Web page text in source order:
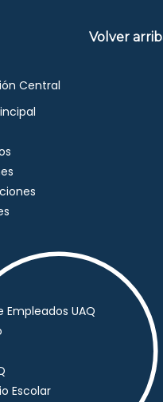
Volver
Central
Empleados UAQ
Escolar